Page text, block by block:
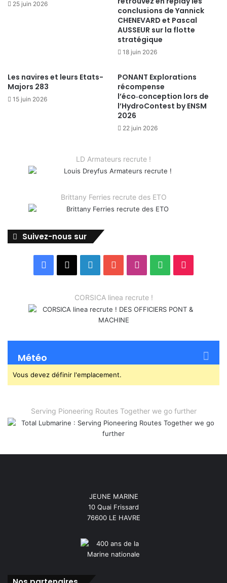
25 juin 2026
conclusions de Yannick
CHENEVARD et Pascal
AUSSEUR sur la flotte
stratégique
18 juin 2026
Les navires et leurs Etats-
Majors 283
15 juin 2026
PONANT Explorations
récompense
l’éco‑conception lors de
l’HydroContest by ENSM
2026
22 juin 2026
LD Armateurs recrute !
Brittany Ferries recrute des ETO
Suivez-nous sur
Facebook LinkedinYouTubeInstagram
Spotify
CORSICA linea recrute !
Météo
Vous devez définir l'emplacement.
Serving Pioneering Routes Together we go further
JEUNE MARINE
10 Quai Frissard
76600 LE HAVRE